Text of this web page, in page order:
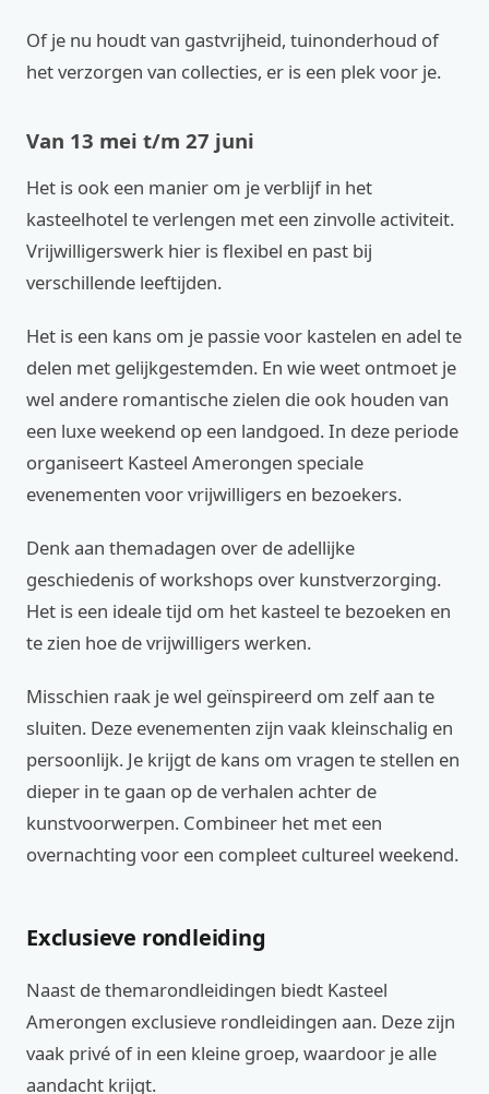
Of je nu houdt van gastvrijheid, tuinonderhoud of
het verzorgen van collecties, er is een plek voor je.
Van 13 mei t/m 27 juni
Het is ook een manier om je verblijf in het
kasteelhotel te verlengen met een zinvolle activiteit.
Vrijwilligerswerk hier is flexibel en past bij
verschillende leeftijden.
Het is een kans om je passie voor kastelen en adel te
delen met gelijkgestemden. En wie weet ontmoet je
wel andere romantische zielen die ook houden van
een luxe weekend op een landgoed. In deze periode
organiseert Kasteel Amerongen speciale
evenementen voor vrijwilligers en bezoekers.
Denk aan themadagen over de adellijke
geschiedenis of workshops over kunstverzorging.
Het is een ideale tijd om het kasteel te bezoeken en
te zien hoe de vrijwilligers werken.
Misschien raak je wel geïnspireerd om zelf aan te
sluiten. Deze evenementen zijn vaak kleinschalig en
persoonlijk. Je krijgt de kans om vragen te stellen en
dieper in te gaan op de verhalen achter de
kunstvoorwerpen. Combineer het met een
overnachting voor een compleet cultureel weekend.
Exclusieve rondleiding
Naast de themarondleidingen biedt Kasteel
Amerongen exclusieve rondleidingen aan. Deze zijn
vaak privé of in een kleine groep, waardoor je alle
aandacht krijgt.